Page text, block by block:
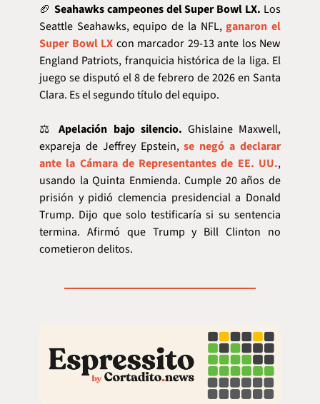
🏈 Seahawks campeones del Super Bowl LX. Los
Seattle Seahawks, equipo de la NFL, ganaron el
Super Bowl LX con marcador 29-13 ante los New
England Patriots, franquicia histórica de la liga. El
juego se disputó el 8 de febrero de 2026 en Santa
Clara. Es el segundo título del equipo.
⚖️ Apelación bajo silencio. Ghislaine Maxwell,
expareja de Jeffrey Epstein, se negó a declarar
ante la Cámara de Representantes de EE. UU.,
usando la Quinta Enmienda. Cumple 20 años de
prisión y pidió clemencia presidencial a Donald
Trump. Dijo que solo testificaría si su sentencia
termina. Afirmó que Trump y Bill Clinton no
cometieron delitos.